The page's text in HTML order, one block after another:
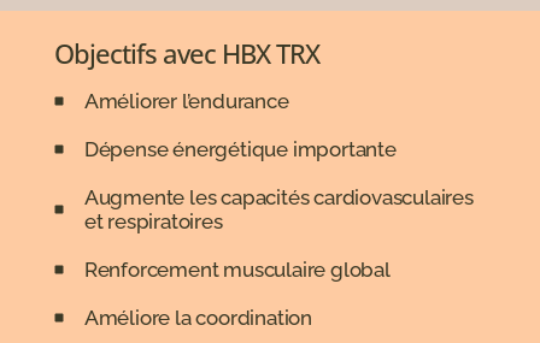
Objectifs avec HBX TRX
Améliorer l’endurance
Dépense énergétique importante
Augmente les capacités cardiovasculaires
et respiratoires
Renforcement musculaire global
Améliore la coordination